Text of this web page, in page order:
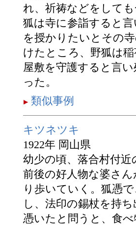
れ、祈祷などをして
狐は寺に参詣すると
を授かりたいとその
けたところ、野狐は
屋敷を守護すると言
った。
類似事例
キツネツキ
1922年 岡山県
幼少の頃、落合村付
前後の好人物な婆さ
り歩いていく。狐憑
し、法印の錫杖を持
憑いたと問うと、食